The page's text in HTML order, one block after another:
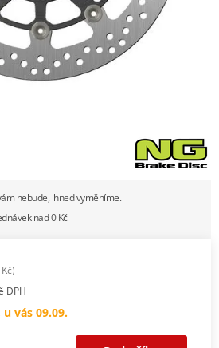
nebude, ihned vyměníme.
nad 0 Kč
DPH
vás 09.09.